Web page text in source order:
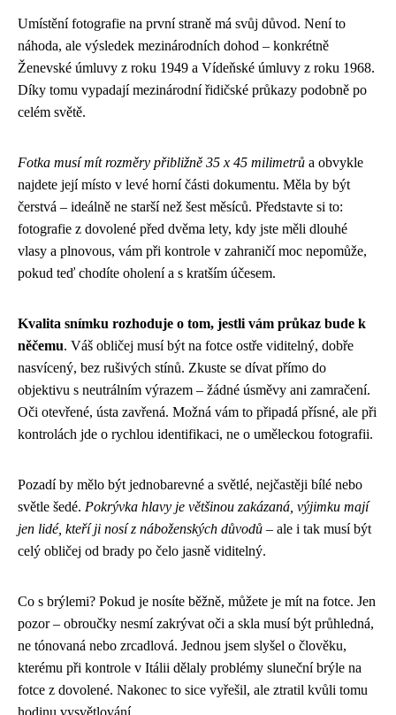
Umístění fotografie na první straně má svůj důvod. Není to
náhoda, ale výsledek mezinárodních dohod – konkrétně
Ženevské úmluvy z roku 1949 a Vídeňské úmluvy z roku 1968.
Díky tomu vypadají mezinárodní řidičské průkazy podobně po
celém světě.
Fotka musí mít rozměry přibližně 35 x 45 milimetrů a obvykle
najdete její místo v levé horní části dokumentu. Měla by být
čerstvá – ideálně ne starší než šest měsíců. Představte si to:
fotografie z dovolené před dvěma lety, kdy jste měli dlouhé
vlasy a plnovous, vám při kontrole v zahraničí moc nepomůže,
pokud teď chodíte oholení a s kratším účesem.
Kvalita snímku rozhoduje o tom, jestli vám průkaz bude k
něčemu. Váš obličej musí být na fotce ostře viditelný, dobře
nasvícený, bez rušivých stínů. Zkuste se dívat přímo do
objektivu s neutrálním výrazem – žádné úsměvy ani zamračení.
Oči otevřené, ústa zavřená. Možná vám to připadá přísné, ale při
kontrolách jde o rychlou identifikaci, ne o uměleckou fotografii.
Pozadí by mělo být jednobarevné a světlé, nejčastěji bílé nebo
světle šedé. Pokrývka hlavy je většinou zakázaná, výjimku mají
jen lidé, kteří ji nosí z náboženských důvodů – ale i tak musí být
celý obličej od brady po čelo jasně viditelný.
Co s brýlemi? Pokud je nosíte běžně, můžete je mít na fotce. Jen
pozor – obroučky nesmí zakrývat oči a skla musí být průhledná,
ne tónovaná nebo zrcadlová. Jednou jsem slyšel o člověku,
kterému při kontrole v Itálii dělaly problémy sluneční brýle na
fotce z dovolené. Nakonec to sice vyřešil, ale ztratil kvůli tomu
hodinu vysvětlování.